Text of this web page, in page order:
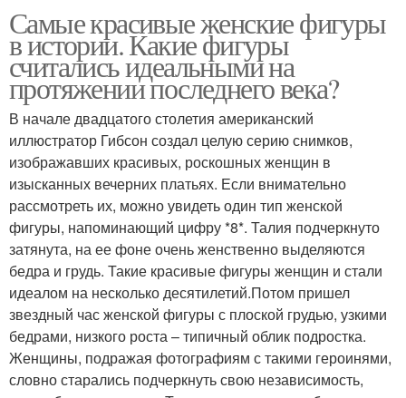
Самые красивые женские фигуры
в истории. Какие фигуры
считались идеальными на
протяжении последнего века?
В начале двадцатого столетия американский
иллюстратор Гибсон создал целую серию снимков,
изображавших красивых, роскошных женщин в
изысканных вечерних платьях. Если внимательно
рассмотреть их, можно увидеть один тип женской
фигуры, напоминающий цифру *8*. Талия подчеркнуто
затянута, на ее фоне очень женственно выделяются
бедра и грудь. Такие красивые фигуры женщин и стали
идеалом на несколько десятилетий.Потом пришел
звездный час женской фигуры с плоской грудью, узкими
бедрами, низкого роста – типичный облик подростка.
Женщины, подражая фотографиям с такими героинями,
словно старались подчеркнуть свою независимость,